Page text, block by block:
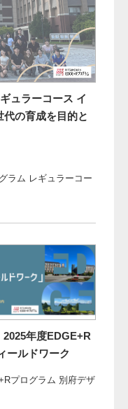
ュラーコース イ
代の育成を目的と
ラム レギュラーコー
年度EDGE+R
ールドワーク
プログラム 別府デザ